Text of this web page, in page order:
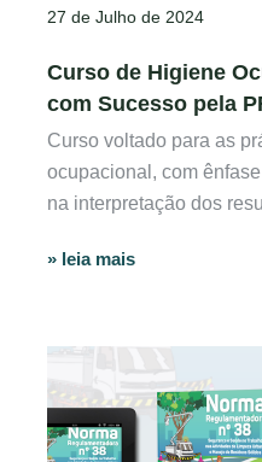
27 de Julho de 2024
Curso de Higiene
com Sucesso pela
Curso voltado para as
ocupacional, com
na interpretação dos
» leia mais